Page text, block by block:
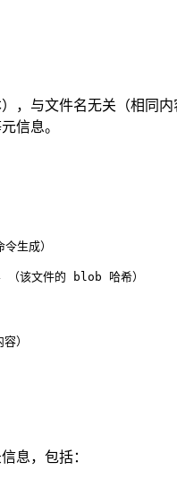
，与文件名无关（相同内
信息。
生成）
该文件的 blob 哈希）
）
息，包括：